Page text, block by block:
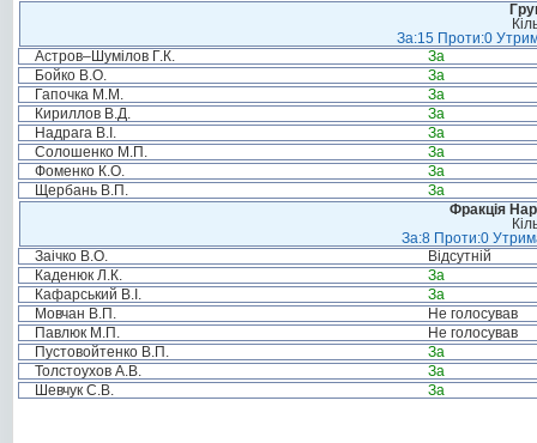
За:15 Проти:0
Астров–Шумілов Г.К.
За
Бойко В.О.
За
Гапочка М.М.
За
Кириллов В.Д.
За
Надрага В.І.
За
Солошенко М.П.
За
Фоменко К.О.
За
Щербань В.П.
За
Фракція
За:8 Проти:0
Заічко В.О.
Відсутній
Каденюк Л.К.
За
Кафарський В.І.
За
Мовчан В.П.
Не голосував
Павлюк М.П.
Не голосував
Пустовойтенко В.П.
За
Толстоухов А.В.
За
Шевчук С.В.
За